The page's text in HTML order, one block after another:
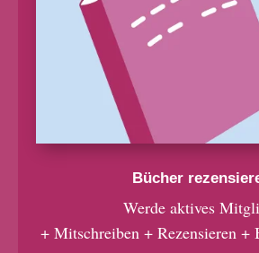
Bücher
Werde aktives
+ Mitschreiben + Rezensieren +